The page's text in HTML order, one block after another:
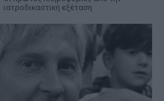
ιατροδικαστική εξέταση